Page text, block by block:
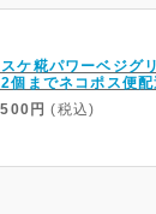
スケ糀パワーベジグ
2個までネコポス便配
円 (税込)